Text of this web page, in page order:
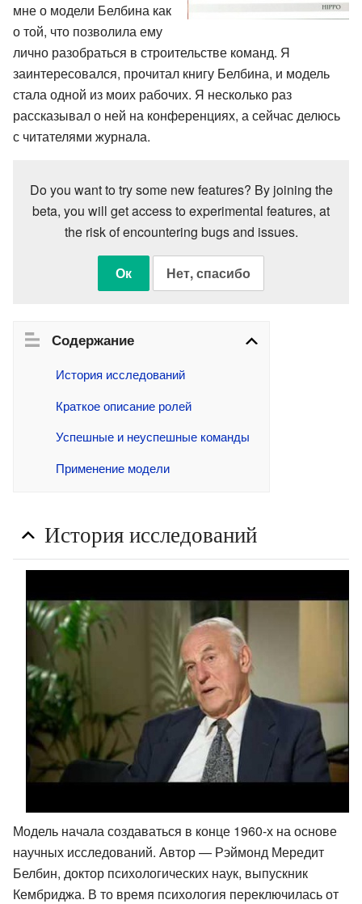
мне о модели Белбина как
о той, что позволила ему
лично разобраться в строительстве команд. Я
заинтересовался, прочитал книгу Белбина, и модель
стала одной из моих рабочих. Я несколько раз
рассказывал о ней на конференциях, а сейчас делюсь
с читателями журнала.
Do you want to try some new features? By joining the
beta, you will get access to experimental features, at
the risk of encountering bugs and issues.
Ок Нет, спасибо
Содержание
История исследований
Краткое описание ролей
Успешные и неуспешные команды
Применение модели
История исследований
Модель начала создаваться в конце 1960-х на основе
научных исследований. Автор — Рэймонд Мередит
Белбин, доктор психологических наук, выпускник
Кембриджа. В то время психология переключилась от